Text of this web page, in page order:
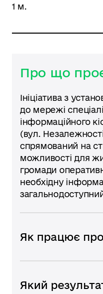
1 м.
Про що
Ініціатива з
до мережі
інформаційного
(вул.
спрямований на
можливості для
громади
необхідну
Як працює
Який